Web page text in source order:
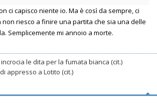
ci capisco niente io. Ma è così da sempre, ci
riesco a finire una partita che sia una delle
Semplicemente mi annoio a morte.
le dita per la fumata bianca (cit.)
appresso a Lotito (cit.)